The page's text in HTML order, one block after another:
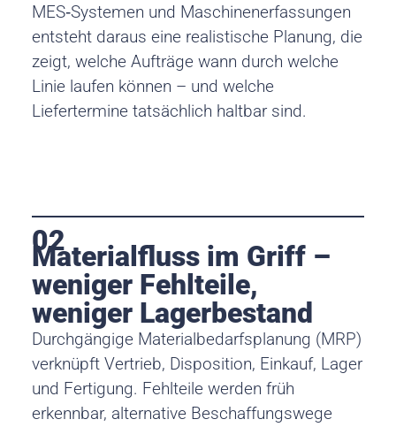
MES‑Systemen und Maschinenerfassungen
entsteht daraus eine realistische Planung, die
zeigt, welche Aufträge wann durch welche
Linie laufen können – und welche
Liefertermine tatsächlich haltbar sind.
02
Materialfluss im Griff –
weniger Fehlteile,
weniger Lagerbestand
Durchgängige Materialbedarfsplanung (MRP)
verknüpft Vertrieb, Disposition, Einkauf, Lager
und Fertigung. Fehlteile werden früh
erkennbar, alternative Beschaffungswege